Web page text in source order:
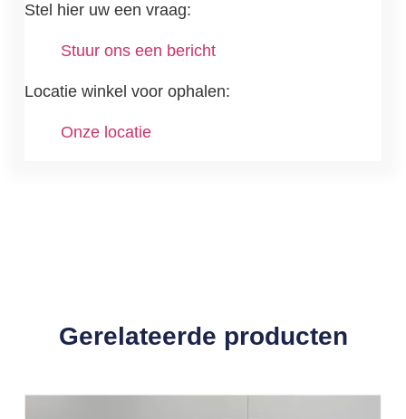
Stel hier uw een vraag:
Stuur ons een bericht
Locatie winkel voor ophalen:
Onze locatie
Gerelateerde producten